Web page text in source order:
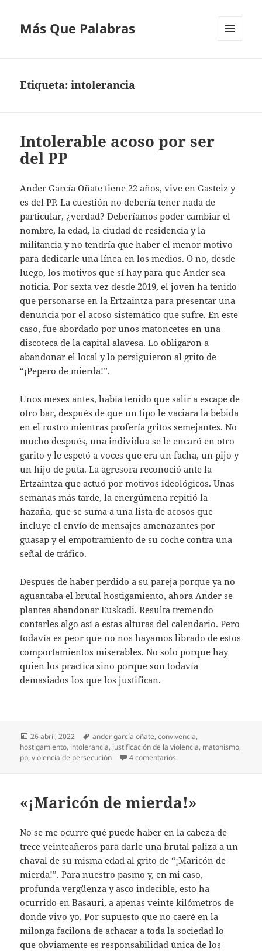
Más Que Palabras
Etiqueta:intolerancia
Intolerable acoso por ser
del PP
Ander García Oñate tiene 22 años, vive en Gasteiz y
es del PP. La cuestión no debería tener nada de
particular, ¿verdad? Deberíamos poder cambiar el
nombre, la edad, la ciudad de residencia y la
militancia y no tendría que haber el menor motivo
para dedicarle una línea en los medios. O no, desde
luego, los motivos que sí hay para que Ander sea
noticia. Por sexta vez desde 2019, el joven ha tenido
que personarse en la Ertzaintza para presentar una
denuncia por el acoso sistemático que sufre. En este
caso, fue abordado por unos matoncetes en una
discoteca de la capital alavesa. Lo obligaron a
abandonar el local y lo persiguieron al grito de
“¡Pepero de mierda!”.
Unos meses antes, había tenido que salir a escape de
otro bar, después de que un tipo le vaciara la bebida
en el rostro mientras profería gritos semejantes. No
mucho después, una individua se le encaró en otro
garito y le espetó a voces que era un facha, un pijo y
un hijo de puta. La agresora reconoció ante la
Ertzaintza que actuó por motivos ideológicos. Unas
semanas más tarde, la energúmena repitió la
hazaña, que se suma a una lista de acosos que
incluye el envío de mensajes amenazantes por
guasap y el empotramiento de su coche contra una
señal de tráfico.
Después de haber perdido a su pareja porque ya no
aguantaba el brutal hostigamiento, ahora Ander se
plantea abandonar Euskadi. Resulta tremendo
contarles algo así a estas alturas del calendario. Pero
todavía es peor que no nos hayamos librado de estos
comportamientos miserables. No solo porque hay
quien los practica sino porque son todavía
demasiados los que los justifican.
Publicado
el
26 abril, 2022 Etiquetas
ander garcía oñate,convivencia,
hostigamiento, intolerancia, justificación de la violencia, matonismo,
pp,violencia de persecución 4 comentarios
«¡Maricón de mierda!»
No se me ocurre qué puede haber en la cabeza de
trece veinteañeros para darle una brutal paliza a un
chaval de su misma edad al grito de “¡Maricón de
mierda!”. Para nuestro pasmo y, en mi caso,
profunda vergüenza y asco indecible, esto ha
ocurrido en Basauri, a apenas veinte kilómetros de
donde vivo yo. Por supuesto que no caeré en la
milonga facilona de achacar a toda la sociedad lo
que obviamente es responsabilidad única de los